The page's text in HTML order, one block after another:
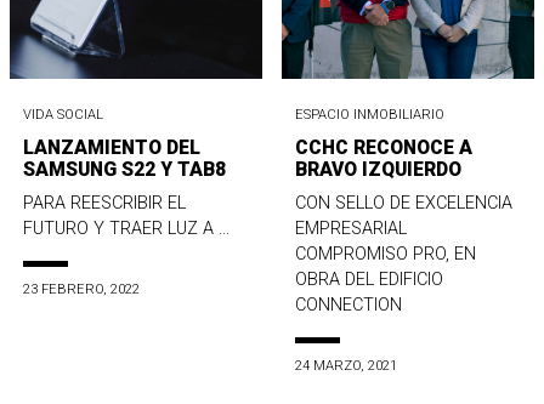
VIDA SOCIAL
LANZAMIENTO DEL
SAMSUNG S22 Y TAB8
PARA REESCRIBIR EL
FUTURO Y TRAER LUZ A ...
23 FEBRERO, 2022
ESPACIO INMOBILIARIO
CCHC RECONOCE A
BRAVO IZQUIERDO
CON SELLO DE EXCELENCIA
EMPRESARIAL
COMPROMISO PRO, EN
OBRA DEL EDIFICIO
CONNECTION
24 MARZO, 2021